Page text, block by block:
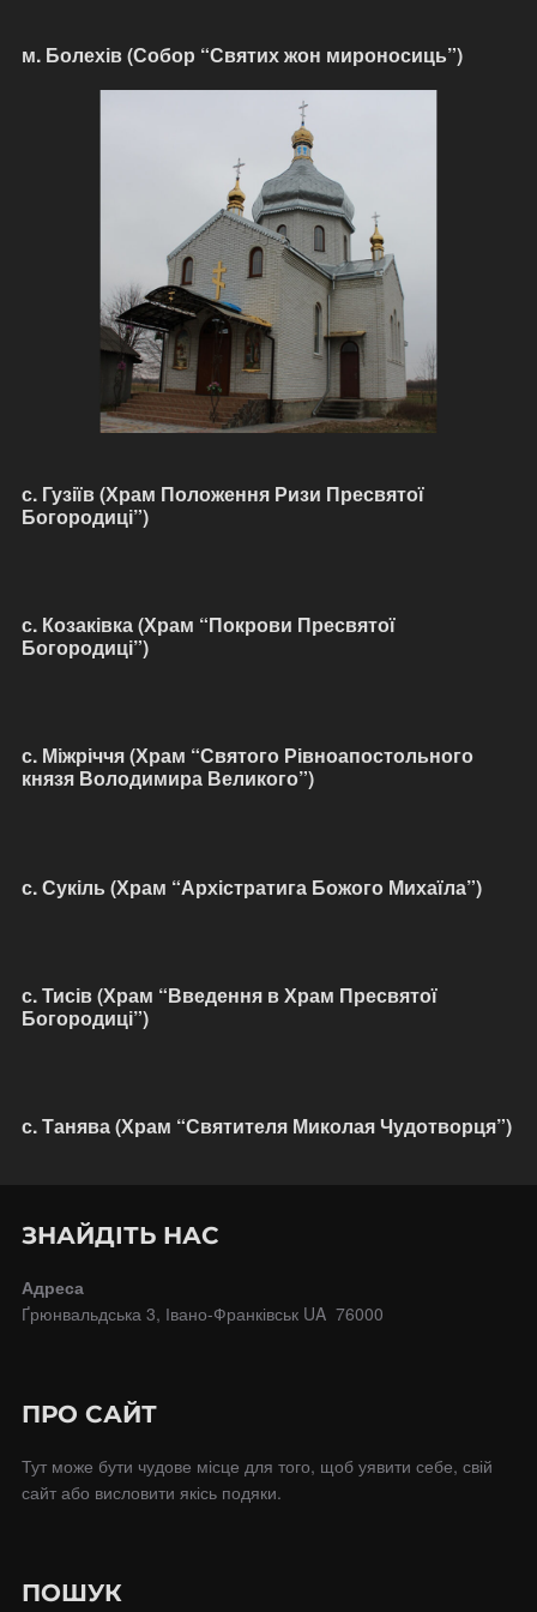
м. Болехів (Собор “Святих жон мироносиць”)
с. Гузіїв (Храм Положення Ризи Пресвятої
Богородиці”)
с. Козаківка (Храм “Покрови Пресвятої
Богородиці”)
с. Міжріччя (Храм “Святого Рівноапостольного
князя Володимира Великого”)
с. Сукіль (Храм “Архістратига Божого Михаїла”)
с. Тисів (Храм “Введення в Храм Пресвятої
Богородиці”)
с. Танява (Храм “Святителя Миколая Чудотворця”)
ЗНАЙДІТЬ НАС
Адреса
Ґрюнвальдська 3, Івано-Франківськ UA 76000
ПРО САЙТ
Тут може бути чудове місце для того, щоб уявити себе, свій
сайт або висловити якісь подяки.
ПОШУК